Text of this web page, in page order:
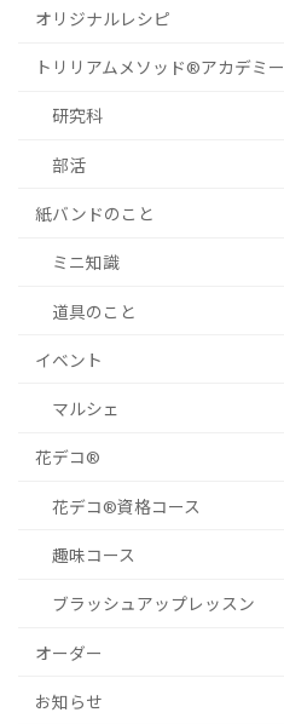
オリジナルレシピ
トリリアムメソッド®︎アカデミー
研究科
部活
紙バンドのこと
ミニ知識
道具のこと
イベント
マルシェ
花デコ®︎
花デコ®︎資格コース
趣味コース
ブラッシュアップレッスン
オーダー
お知らせ